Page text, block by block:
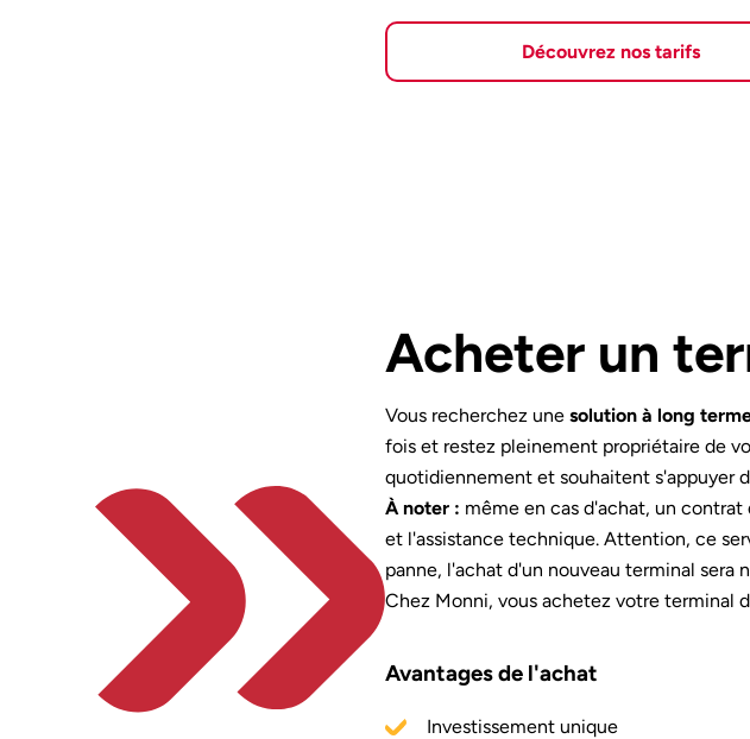
Découvrez nos tarifs
Acheter un
Vous recherchez une solution à long
fois et restez pleinement propriétaire de
quotidiennement et souhaitent s'appuyer
À noter : même en cas d'achat, un
et l'assistance technique. Attention, ce
panne, l'achat d'un nouveau terminal sera
Chez Monni, vous achetez votre terminal
Avantages de l'achat
Investissement unique